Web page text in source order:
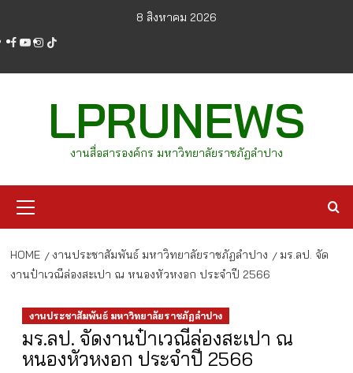
content
8 สิงหาคม 2026
facebook
youtube
instagram
tiktok
LPRUNEWS
งานสื่อสารองค์กร มหาวิทยาลัยราชภัฏลำปาง
Menu
HOME งานประชาสัมพันธ์ มหาวิทยาลัยราชภัฏลำปาง
มร.ลป. จัด
งานป๋าเวณีล่องสะเปา ณ หนองหัวหงอก ประจำปี 2566
งานประชาสัมพันธ์ มหาวิทยาลัยราชภัฏลำปาง
มร.ลป. จัดงานป๋าเวณีล่องสะเปา ณ
หนองหัวหงอก ประจำปี 2566